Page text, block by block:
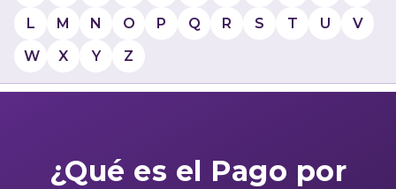
L
M N O P Q R S T U
V
W
X Y Z
¿Qué es el Pago por